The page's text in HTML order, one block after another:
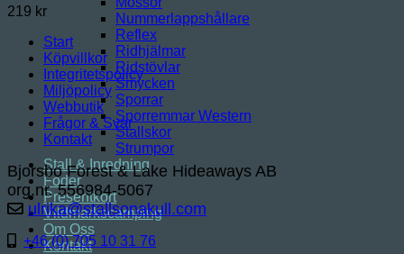
Nummerlappshållare
Reflex
Ridhjälmar
Ridstövlar
Smycken
Sporrar
Sporremmar Western
Stallskor
Strumpor
Stall & Inredning
Foder
Presentkort
Vildmarkscamping
Om Oss
Kontakt
219 kr
Start
Köpvillkor
Integritetspolicy
Miljöpolicy
Webbutik
Frågor & Svar
Kontakt
Bjorsbo Forest & Lake Hideaways AB
org.nr. 556984-5067
ulrika@stallsonakull.com
+46 (0) 705 10 31 76